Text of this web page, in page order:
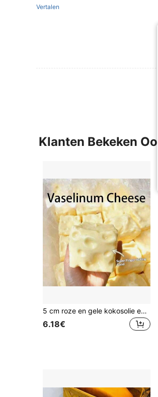
Vertalen
Klanten Bekeken Ook
5 cm roze en gele kokosolie en kaaspoeder TPR langzaam terugspringend speelgoed, melkgeur, geschikt als vakantiecadeau, leuk en schattig cadeau, verjaardagscadeau, paascadeau, Halloweencadeau, kerstcadeau, feestcadeau, inktvis, inktvisspeelgoed, inktvis stressspeelgoed, dumpling inktvis, speelgoed voor volwassenen
6.18€